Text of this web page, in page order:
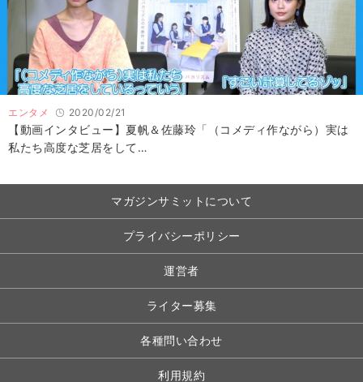
エンタメ 2020/02/21
【動画インタビュー】夏帆＆佐藤玲「（コメディ作ながら）実は
私たち高度な芝居をして…
マガジンサミットについて
プライバシーポリシー
運営者
ライター募集
各種問い合わせ
利用規約